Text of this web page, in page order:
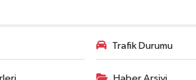
Trafik Durumu